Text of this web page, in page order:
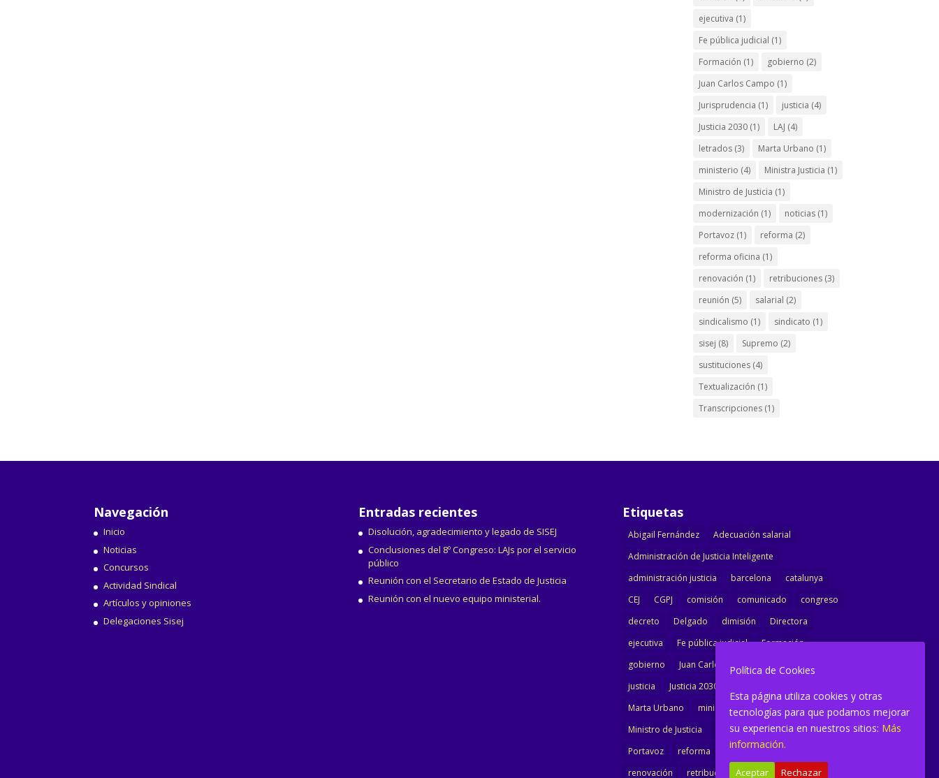
ejecutiva (1)
Fe pública judicial (1)
Formación (1) gobierno (2)
Juan Carlos Campo (1)
Jurisprudencia (1) justicia (4)
Justicia 2030 (1) LAJ (4)
letrados (3) Marta Urbano (1)
ministerio (4) Ministra Justicia (1)
Ministro de Justicia (1)
modernización (1) noticias (1)
Portavoz (1) reforma (2)
reforma oficina (1)
renovación (1) retribuciones (3)
reunión (5) salarial (2)
sindicalismo (1) sindicato (1)
sisej (8) Supremo (2)
sustituciones (4)
Textualización (1)
Transcripciones (1)
Navegación
Inicio
Noticias
Concursos
Actividad Sindical
Artículos y opiniones
Delegaciones Sisej
Entradas recientes
Disolución, agradecimiento y legado de SISEJ
Conclusiones del 8º Congreso: LAJs por el servicio
público
Reunión con el Secretario de Estado de Justicia
Reunión con el nuevo equipo ministerial.
Etiquetas
Abigail Fernández
Adecuación salarial
Administración de Justicia Inteligente
administración justicia
barcelona
catalunya
CEJ
CGPJ comisión comunicado
congreso
decreto
Delgado dimisión
Directora
ejecutiva
Fe pública judicial
Formación
gobierno
Juan Carlos Campo
Jurisprudencia
justicia
Justicia 2030
Marta Urbano
ministerio
Ministra Justicia
Ministro de Justicia
modernización
noticias
Portavoz
reforma
reforma oficina
renovación
retribuciones reunión salarial
Política de Cookies
Esta página utiliza cookies y otras
tecnologías para que podamos mejorar
su experiencia en nuestros sitios: Más
información.
Aceptar Rechazar